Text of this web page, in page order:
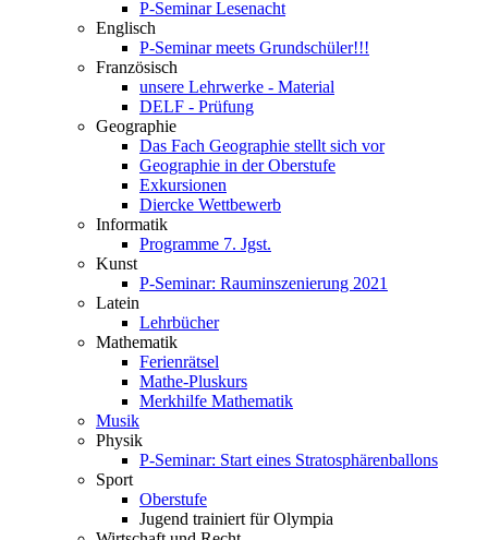
P-Seminar Lesenacht
Englisch
P-Seminar meets Grundschüler!!!
Französisch
unsere Lehrwerke - Material
DELF - Prüfung
Geographie
Das Fach Geographie stellt sich vor
Geographie in der Oberstufe
Exkursionen
Diercke Wettbewerb
Informatik
Programme 7. Jgst.
Kunst
P-Seminar: Rauminszenierung 2021
Latein
Lehrbücher
Mathematik
Ferienrätsel
Mathe-Pluskurs
Merkhilfe Mathematik
Musik
Physik
P-Seminar: Start eines Stratosphärenballons
Sport
Oberstufe
Jugend trainiert für Olympia